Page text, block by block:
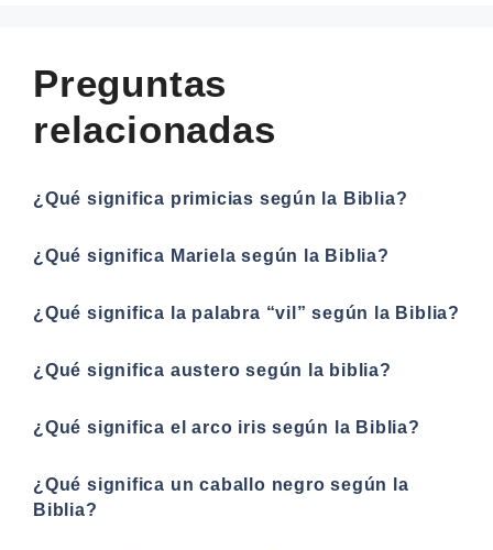
Preguntas
relacionadas
¿Qué significa primicias según la Biblia?
¿Qué significa Mariela según la Biblia?
¿Qué significa la palabra “vil” según la Biblia?
¿Qué significa austero según la biblia?
¿Qué significa el arco iris según la Biblia?
¿Qué significa un caballo negro según la
Biblia?